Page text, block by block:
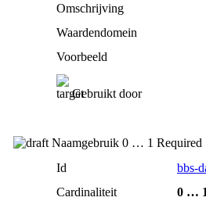
Omschrijving
Waardendomein
Voorbeeld
Gebruikt door
Naamgebruik 0 … 1 Required
Id
bbs-
Cardinaliteit
0 …